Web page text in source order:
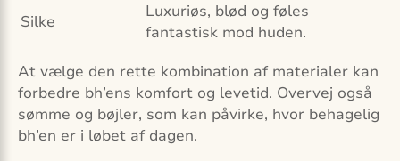
Silke
Luxuriøs, blød og føles
fantastisk mod huden.
At vælge den rette kombination af materialer kan
forbedre bh’ens komfort og levetid. Overvej også
sømme og bøjler, som kan påvirke, hvor behagelig
bh’en er i løbet af dagen.